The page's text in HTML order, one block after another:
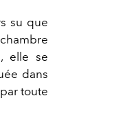
su que
elle se
dans
toute